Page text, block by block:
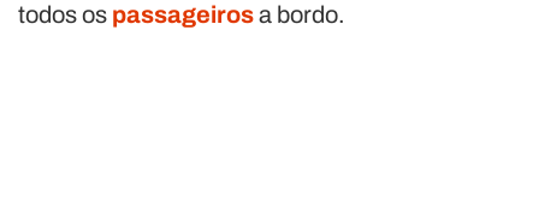
todos os passageirosa bordo.